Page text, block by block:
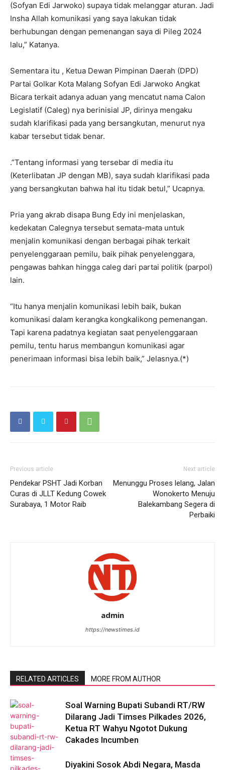
(Sofyan Edi Jarwoko) supaya tidak melanggar aturan. Jadi
Insha Allah komunikasi yang saya lakukan tidak
berhubungan dengan pemenangan saya di Pileg 2024
lalu,” Katanya.
Sementara itu , Ketua Dewan Pimpinan Daerah (DPD)
Partai Golkar Kota Malang Sofyan Edi Jarwoko Angkat
Bicara terkait adanya aduan yang mencatut nama Calon
Legislatif (Caleg) nya berinisial JP, dirinya mengaku
sudah klarifikasi pada yang bersangkutan, menurut nya
kabar tersebut tidak benar.
.”Tentang informasi yang tersebar di media itu
(Keterlibatan JP dengan MB), saya sudah klarifikasi pada
yang bersangkutan bahwa hal itu tidak betul,” Ucapnya.
Pria yang akrab disapa Bung Edy ini menjelaskan,
kedekatan Calegnya tersebut semata-mata untuk
menjalin komunikasi dengan berbagai pihak terkait
penyelenggaraan pemilu, baik pihak penyelenggara,
pengawas bahkan hingga caleg dari partai politik (parpol)
lain.
“Itu hanya menjalin komunikasi lebih baik, bukan
komunikasi dalam kerangka kongkalikong pemenangan.
Tapi karena padatnya kegiatan saat penyelenggaraan
pemilu, tentu harus membangun komunikasi agar
penerimaan informasi bisa lebih baik,” Jelasnya.(*)
Previous article
Pendekar PSHT Jadi Korban
Curas di JLLT Kedung Cowek
Surabaya, 1 Motor Raib
Next article
Menunggu Proses lelang, Jalan
Wonokerto Menuju
Balekambang Segera di
Perbaiki
admin
https://newstimes.id
RELATED ARTICLES MORE FROM AUTHOR
Soal Warning Bupati Subandi RT/RW
Dilarang Jadi Timses Pilkades 2026,
Ketua RT Wahyu Ngotot Dukung
Cakades Incumben
Diyakini Sosok Abdi Negara, Masda